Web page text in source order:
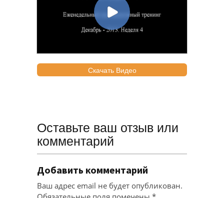
Скачать Видео
Оставьте ваш отзыв или
комментарий
Добавить комментарий
Ваш адрес email не будет опубликован.